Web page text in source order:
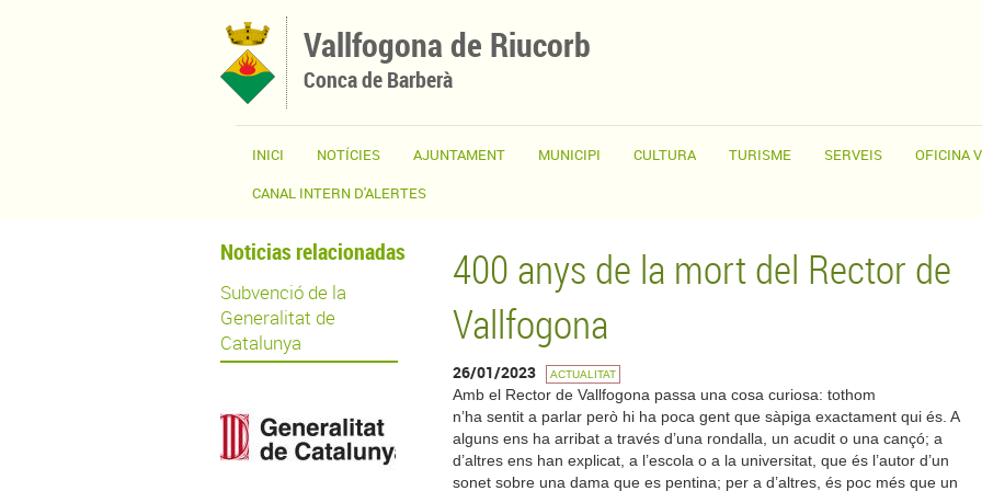
Vallfogona de Riucorb
Conca de Barberà
INICI NOTÍCIES AJUNTAMENT MUNICIPI CULTURA TURISME SERVEIS
OFICINA
CANAL INTERN D'ALERTES
Noticias relacionadas
Subvenció de la
Generalitat de
Catalunya
400 anys de la mort del Rector de
Vallfogona
26/01/2023 ACTUALITAT
Amb el Rector de Vallfogona passa una cosa curiosa: tothom
n’ha sentit a parlar però hi ha poca gent que sàpiga exactament qui és. A
alguns ens ha arribat a través d’una rondalla, un acudit o una cançó; a
d’altres ens han explicat, a l’escola o a la universitat, que és l’autor d’un
sonet sobre una dama que es pentina; per a d’altres, és poc més que un